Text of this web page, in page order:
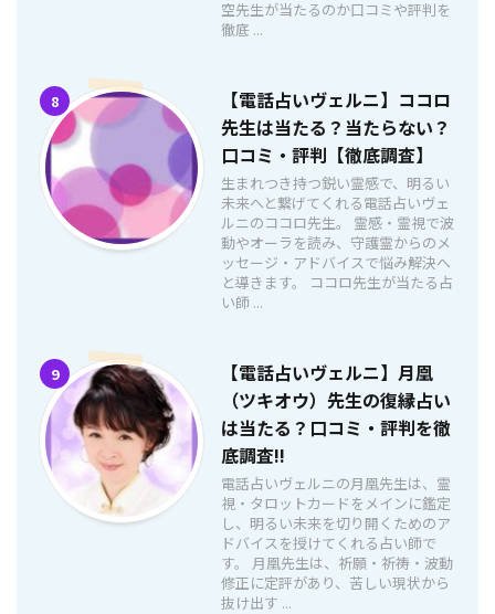
空先生が当たるのか口コミや評判を
徹底 ...
8
【電話占いヴェルニ】ココロ
先生は当たる？当たらない？
口コミ・評判【徹底調査】
生まれつき持つ鋭い霊感で、明るい
未来へと繋げてくれる電話占いヴェ
ルニのココロ先生。 霊感・霊視で波
動やオーラを読み、守護霊からのメ
ッセージ・アドバイスで悩み解決へ
と導きます。 ココロ先生が当たる占
い師 ...
9
【電話占いヴェルニ】月凰
（ツキオウ）先生の復縁占い
は当たる？口コミ・評判を徹
底調査!!
電話占いヴェルニの月凰先生は、霊
視・タロットカードをメインに鑑定
し、明るい未来を切り開くためのア
ドバイスを授けてくれる占い師で
す。 月凰先生は、祈願・祈祷・波動
修正に定評があり、苦しい現状から
抜け出す ...